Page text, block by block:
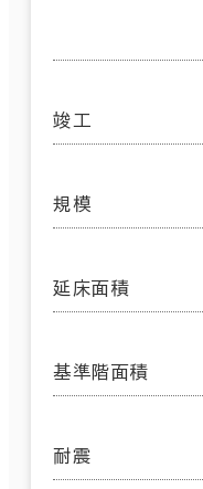
竣工
規模
延床面積
基準階面積
耐震